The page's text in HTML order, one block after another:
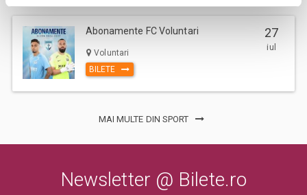
Abonamente FC Voluntari
Voluntari
BILETE
27
iul
MAI MULTE DIN SPORT
Newsletter @ Bilete.ro